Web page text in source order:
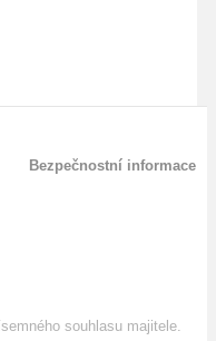
Bezpečnostní informace
souhlasu majitele.